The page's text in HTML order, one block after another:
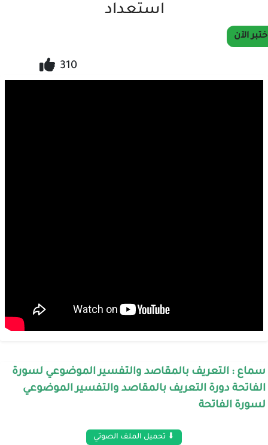
استعداد
الآن
310
سماع : التعريف بالمقاصد والتفسير الموضوعي لسورة
الفاتحة دورة التعريف بالمقاصد والتفسير الموضوعي
لسورة الفاتحة
⬇ تحميل الملف الصوتي